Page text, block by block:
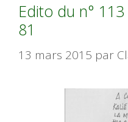
Edito du n°
81
13 mars 2015 par